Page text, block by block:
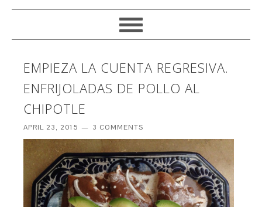
EMPIEZA LA CUENTA REGRESIVA.
ENFRIJOLADAS DE POLLO AL
CHIPOTLE
APRIL 23, 2015 3 COMMENTS